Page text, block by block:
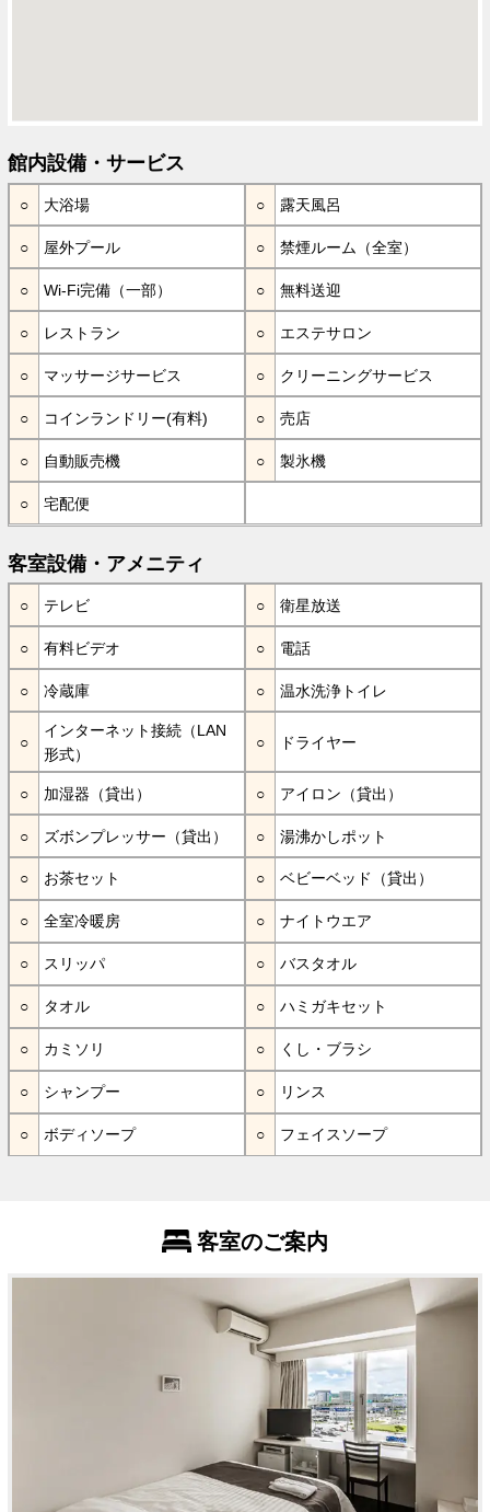
館内設備・サービス
大浴場 露天風呂
屋外プール 禁煙ルーム（全室）
Wi-Fi完備（一部） 無料送迎
レストラン エステサロン
マッサージサービス クリーニングサービス
コインランドリー(有料) 売店
自動販売機 製氷機
宅配便
客室設備・アメニティ
テレビ 衛星放送
有料ビデオ 電話
冷蔵庫 温水洗浄トイレ
インターネット接続（LAN
形式）
ドライヤー
加湿器（貸出） アイロン（貸出）
ズボンプレッサー（貸出） 湯沸かしポット
お茶セット ベビーベッド（貸出）
全室冷暖房 ナイトウエア
スリッパ バスタオル
タオル ハミガキセット
カミソリ くし・ブラシ
シャンプー リンス
ボディソープ フェイスソープ
客室のご案内